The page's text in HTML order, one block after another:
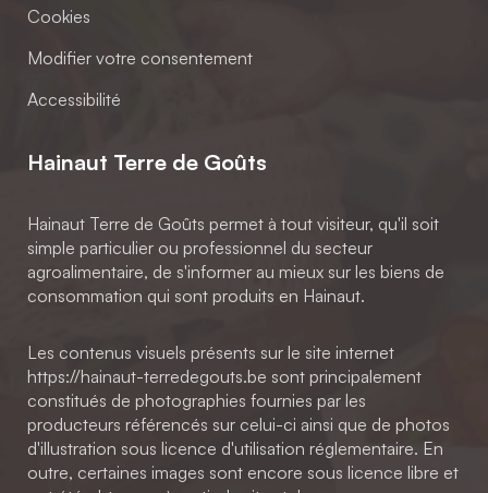
Cookies
Modifier votre consentement
Accessibilité
Hainaut Terre de Goûts
Hainaut Terre de Goûts permet à tout visiteur, qu'il soit
simple particulier ou professionnel du secteur
agroalimentaire, de s'informer au mieux sur les biens de
consommation qui sont produits en Hainaut.
Les contenus visuels présents sur le site internet
https://hainaut-terredegouts.be sont principalement
constitués de photographies fournies par les
producteurs référencés sur celui-ci ainsi que de photos
d'illustration sous licence d'utilisation réglementaire. En
outre, certaines images sont encore sous licence libre et